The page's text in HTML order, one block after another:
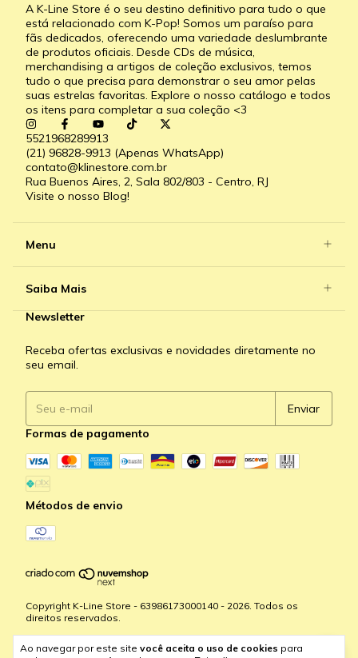
Ao navegar por este site você aceita o uso de cookies para
A K-Line Store é o seu destino definitivo para tudo o que
está relacionado com K-Pop! Somos um paraíso para
fãs dedicados, oferecendo uma variedade deslumbrante
de produtos oficiais. Desde CDs de música,
merchandising a artigos de coleção exclusivos, temos
tudo o que precisa para demonstrar o seu amor pelas
suas estrelas favoritas. Explore o nosso catálogo e todos
os itens para completar a sua coleção <3
5521968289913
(21) 96828-9913 (Apenas WhatsApp)
contato@klinestore.com.br
Rua Buenos Aires, 2, Sala 802/803 - Centro, RJ
Visite o nosso Blog!
Menu
Saiba Mais
Newsletter
Receba ofertas exclusivas e novidades diretamente no
seu email.
Formas de pagamento
Métodos de envio
Copyright K-Line Store - 63986173000140 - 2026. Todos os
direitos reservados.